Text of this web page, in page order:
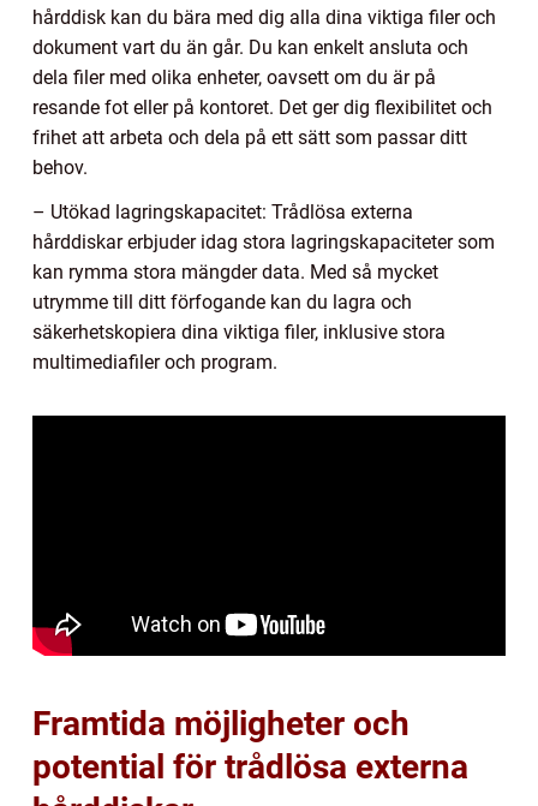
hårddisk kan du bära med dig alla dina viktiga filer och
dokument vart du än går. Du kan enkelt ansluta och
dela filer med olika enheter, oavsett om du är på
resande fot eller på kontoret. Det ger dig flexibilitet och
frihet att arbeta och dela på ett sätt som passar ditt
behov.
– Utökad lagringskapacitet: Trådlösa externa
hårddiskar erbjuder idag stora lagringskapaciteter som
kan rymma stora mängder data. Med så mycket
utrymme till ditt förfogande kan du lagra och
säkerhetskopiera dina viktiga filer, inklusive stora
multimediafiler och program.
Framtida möjligheter och
potential för trådlösa externa